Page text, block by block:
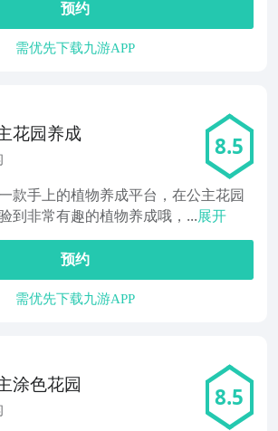
预约
需优先下载九游APP
花园养成 8.5
款手上的植物养成平台，在公主花园
到非常有趣的植物养成哦，...展开
预约
需优先下载九游APP
涂色花园 8.5